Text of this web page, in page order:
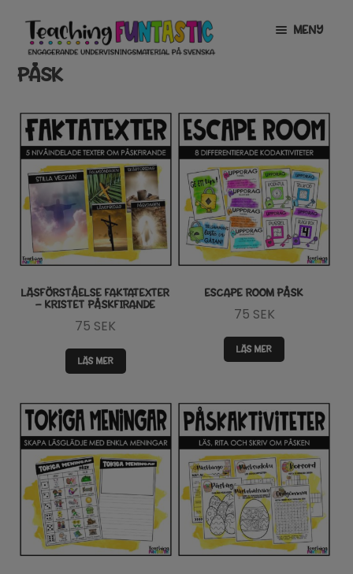
Hoppa
till
navigering
Gå
till
innehåll
MENY
INFO
MITT KONTO
GRATISMATERIAL
EXPANDERA
UNDERMENY
BUTIK
LICENSER
EXPANDERA
UNDERMENY
PÅSK
LÄSFÖRSTÅELSE FAKTATEXTER
– KRISTET PÅSKFIRANDE
75 SEK
LÄS MER
ESCAPE ROOM PÅSK
75 SEK
LÄS MER